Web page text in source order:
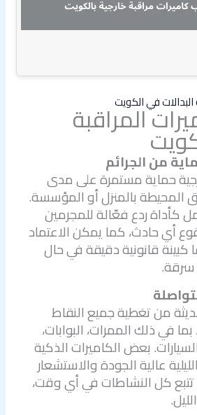
في الكويت
المراقبة
من الجرائم
حماية مستمرة على مدى
المحيطة بالمنزل أو المؤسسة.
كأداة ردع فعّالة للمجرمين
أي حادث، كما يمكن الاعتماد
كبينة قانونية دقيقة في حال
سرقة.
من تغطية جميع النقاط
في ذلك الممرات، البوابات،
بعض الكاميرات الذكية
عالية الجودة والاستشعار
تتبع كل النشاطات في أي وقت،